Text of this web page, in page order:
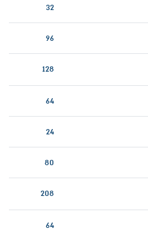
32
96
128
64
24
80
208
64